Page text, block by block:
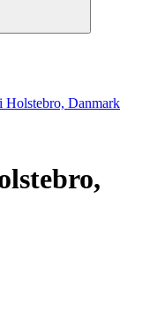
Holstebro, Danmark